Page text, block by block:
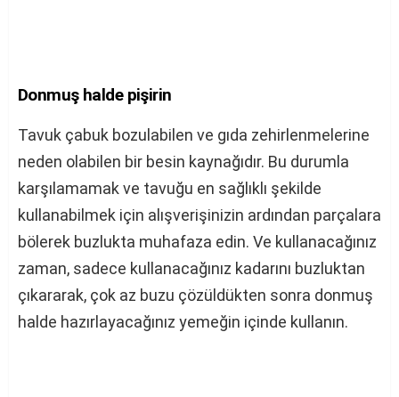
Donmuş halde pişirin
Tavuk çabuk bozulabilen ve gıda zehirlenmelerine
neden olabilen bir besin kaynağıdır. Bu durumla
karşılamamak ve tavuğu en sağlıklı şekilde
kullanabilmek için alışverişinizin ardından parçalara
bölerek buzlukta muhafaza edin. Ve kullanacağınız
zaman, sadece kullanacağınız kadarını buzluktan
çıkararak, çok az buzu çözüldükten sonra donmuş
halde hazırlayacağınız yemeğin içinde kullanın.